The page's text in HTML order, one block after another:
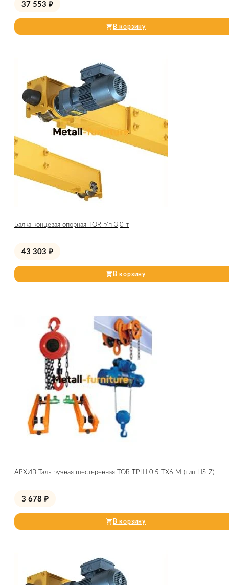
37 553 ₽
В корзину
Балка концевая опорная TOR г/п 3,0 т
43 303 ₽
В корзину
АРХИВ Таль ручная шестеренная TOR ТРШ 0,5 ТХ6 М (тип HS-Z)
3 678 ₽
В корзину